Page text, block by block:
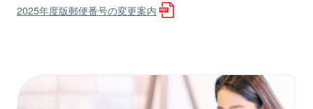
2025年度版郵便番号の変更案内